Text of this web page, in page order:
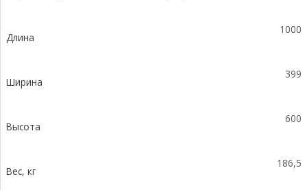
КUу
41
Длина
1000
Ширина
399
Высота
600
Вес, кг
186,5